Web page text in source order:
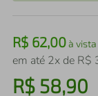
R$ 62,00à vista
em até 2x de R$
R$ 58,90